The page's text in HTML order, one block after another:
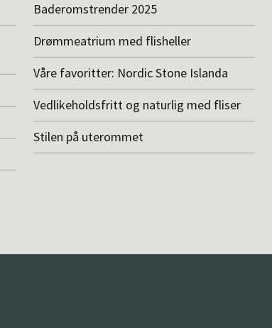
Baderomstrender 2025
Drømmeatrium med flisheller
Våre favoritter: Nordic Stone Islanda
Vedlikeholdsfritt og naturlig med fliser
Stilen på uterommet